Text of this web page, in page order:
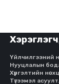
Үйлчилгээний
Нууцлалын
Хүргэлтийн
Түгээмэл